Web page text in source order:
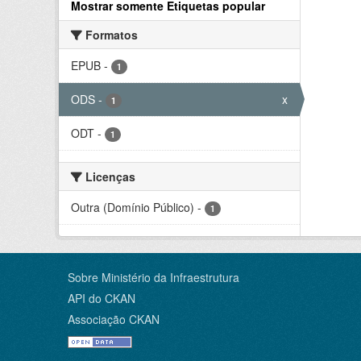
Mostrar somente Etiquetas popular
Formatos
EPUB - 1
ODS - 1 x
ODT - 1
Licenças
Outra (Domínio Público) - 1
Sobre Ministério da Infraestrutura
API do CKAN
Associação CKAN